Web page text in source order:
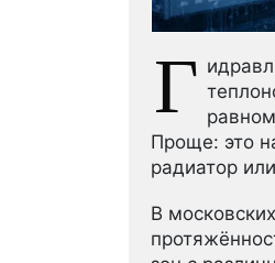
Г
Проще: это
радиатор
В